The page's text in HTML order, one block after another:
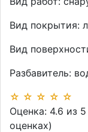
Вид покрытия:
Вид
Разбавитель:
☆ ☆ ☆ ☆ ☆
Оценка: 4.6 из 5
оценках)